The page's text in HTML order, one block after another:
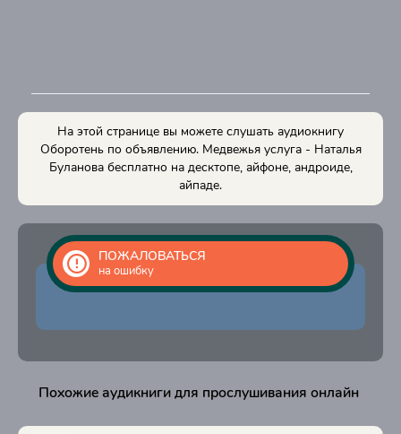
Глава 16
Глава 17
Глава 18
Глава 19
Глава 20
Глава 21
Глава 22
На этой странице вы можете слушать аудиокнигу
Оборотень по объявлению. Медвежья услуга - Наталья
Буланова бесплатно на десктопе, айфоне, андроиде,
айпаде.
ПОЖАЛОВАТЬСЯ
на ошибку
Похожие аудикниги для прослушивания онлайн